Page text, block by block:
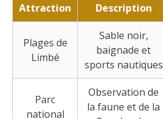
Attraction Description
Plages de
Limbé
Sable noir,
baignade et
sports nautiques
Parc
national
Observation de
la faune et de la